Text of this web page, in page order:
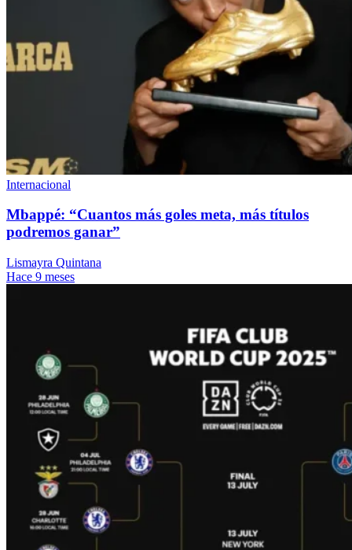
Internacional
Mbappé: “Cuantos más goles meta, más títulos
podremos ganar”
Lismayra Quintana
Hace 9 meses